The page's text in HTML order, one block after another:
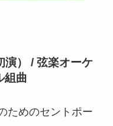
演） / 弦楽オーケ
組曲
ためのセントポー